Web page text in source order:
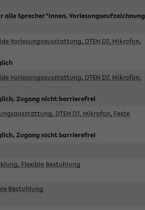
Sprecher*innen, Vorlesungsaufzeichnung
Vorlesungsausstattung, DTEN D7, Mikrofon,
Vorlesungsausstattung, DTEN D7, Mikrofon,
Zugang nicht barrierefrei
DTEN D7, Mikrofon, Feste
Zugang nicht barrierefrei
Flexible Bestuhlung
Bestuhlung